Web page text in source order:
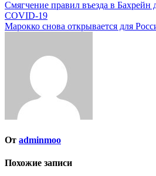
Навигация
по
Смягчение правил въезда в Бахрейн
COVID-19
Марокко снова открывается для
От adminmoo
Похожие записи